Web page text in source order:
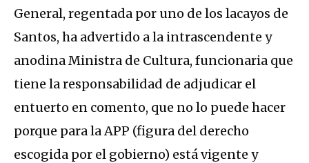
General, regentada por uno de los lacayos de
Santos, ha advertido a la intrascendente y
anodina Ministra de Cultura, funcionaria que
tiene la responsabilidad de adjudicar el
entuerto en comento, que no lo puede hacer
porque para la APP (figura del derecho
escogida por el gobierno) está vigente y